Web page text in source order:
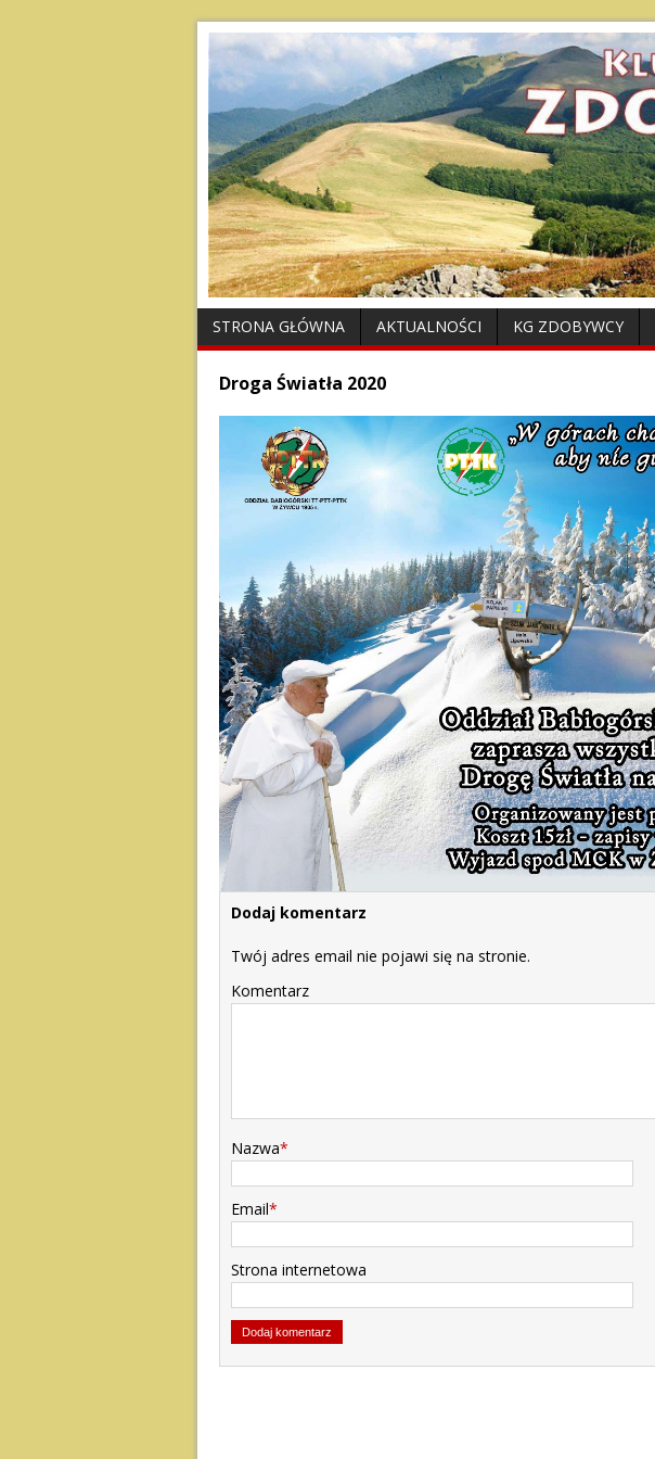
STRONA GŁÓWNA AKTUALNOŚCI KG ZDOBYWCY
Droga Światła 2020
Dodaj komentarz
Twój adres email nie pojawi się na stronie.
Komentarz
Nazwa*
Email*
Strona internetowa